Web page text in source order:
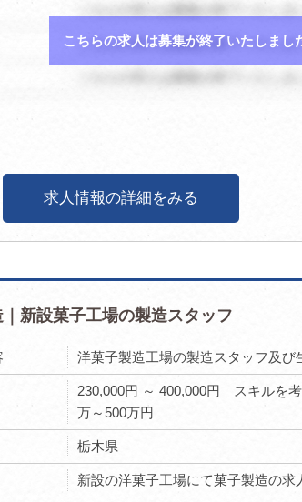
こちらの求人は募集が終了いたしまし
こちらの求人は募集が終了いたしま
求人情報の詳細をみる
新設菓子工場の製造スタッフ
洋菓子製造工場の製造スタッフ及び
230,000円 ～ 400,000円 スキルを
万～500万円
栃木県
新設の洋菓子工場にて菓子製造の求